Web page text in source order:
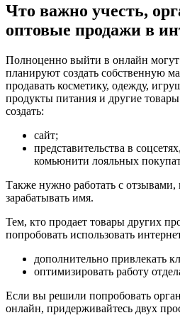
Что важно учесть,
оптовые продажи в
Полноценно выйти в онлайн
планируют создать собственную
продавать косметику, одежду,
продукты питания и другие товары
создать:
сайт;
представительства в
комьюнити лояльных
Также нужно работать с отзывами,
зарабатывать имя.
Тем, кто продает товары других
попробовать использовать
дополнительно привлекать
оптимизировать работу
Если вы решили попробовать
онлайн, придерживайтесь двух